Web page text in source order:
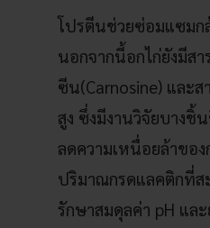
โปรตีนช่วยซ่อมแซมก
นอกจากนี้อกไก่ยังมีส
ซีน(Carnosine) และ
สูง ซึ่งมีงานวิจัยบางชิ้
ลดความเหนื่อยล้าขอ
ปริมาณกรดแลคติกที่ส
รักษาสมดุลค่า pH แล